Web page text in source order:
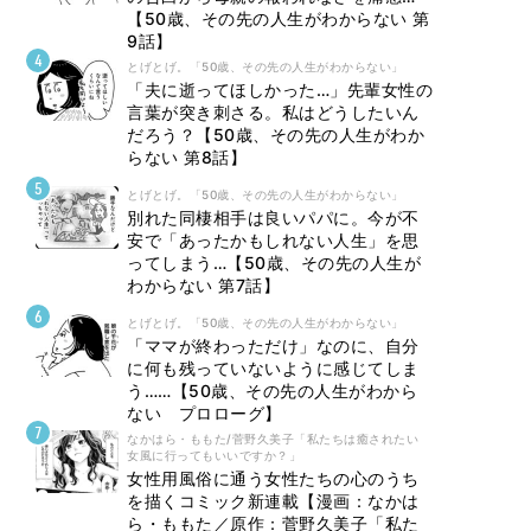
【50歳、その先の人生がわからない 第
9話】
とげとげ。「50歳、その先の人生がわからない」
「夫に逝ってほしかった…」先輩女性の
言葉が突き刺さる。私はどうしたいん
だろう？【50歳、その先の人生がわか
らない 第8話】
とげとげ。「50歳、その先の人生がわからない」
別れた同棲相手は良いパパに。今が不
安で「あったかもしれない人生」を思
ってしまう…【50歳、その先の人生が
わからない 第7話】
とげとげ。「50歳、その先の人生がわからない」
「ママが終わっただけ」なのに、自分
に何も残っていないように感じてしま
う……【50歳、その先の人生がわから
ない プロローグ】
なかはら・ももた/菅野久美子「私たちは癒されたい
女風に行ってもいいですか？」
女性用風俗に通う女性たちの心のうち
を描くコミック新連載【漫画：なかは
ら・ももた／原作：菅野久美子「私た